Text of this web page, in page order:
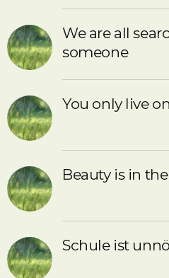
We are all
someone
You only live
Beauty is in
Schule ist